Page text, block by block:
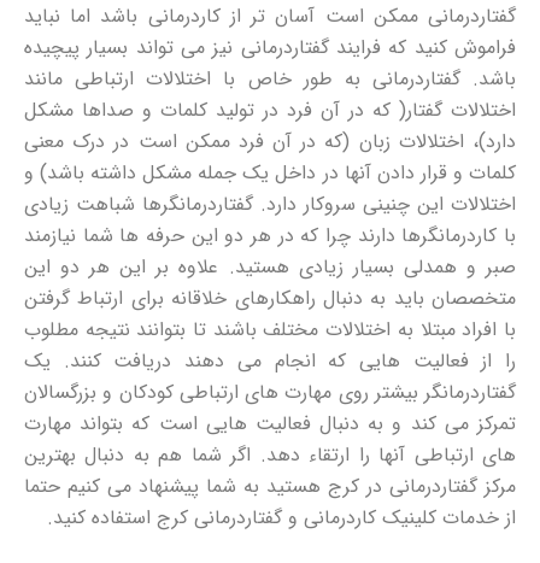
گفتاردرمانی ممکن است آسان تر از کاردرمانی باشد اما نباید
فراموش کنید که فرایند گفتاردرمانی نیز می تواند بسیار پیچیده
باشد. گفتاردرمانی به طور خاص با اختلالات ارتباطی مانند
اختلالات گفتار( که در آن فرد در تولید کلمات و صداها مشکل
دارد)، اختلالات زبان (که در آن فرد ممکن است در درک معنی
کلمات و قرار دادن آنها در داخل یک جمله مشکل داشته باشد) و
اختلالات این چنینی سروکار دارد. گفتاردرمانگرها شباهت زیادی
با کاردرمانگرها دارند چرا که در هر دو این حرفه ها شما نیازمند
صبر و همدلی بسیار زیادی هستید. علاوه بر این هر دو این
متخصصان باید به دنبال راهکارهای خلاقانه برای ارتباط گرفتن
با افراد مبتلا به اختلالات مختلف باشند تا بتوانند نتیجه مطلوب
را از فعالیت هایی که انجام می دهند دریافت کنند. یک
گفتاردرمانگر بیشتر روی مهارت های ارتباطی کودکان و بزرگسالان
تمرکز می کند و به دنبال فعالیت هایی است که بتواند مهارت
های ارتباطی آنها را ارتقاء دهد. اگر شما هم به دنبال بهترین
مرکز گفتاردرمانی در کرج هستید به شما پیشنهاد می کنیم حتما
از خدمات کلینیک کاردرمانی و گفتاردرمانی کرج استفاده کنید.